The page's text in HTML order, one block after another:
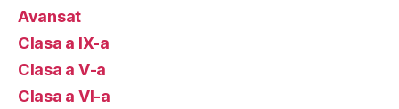
Avansat
Clasa a IX-a
Clasa a V-a
Clasa a VI-a